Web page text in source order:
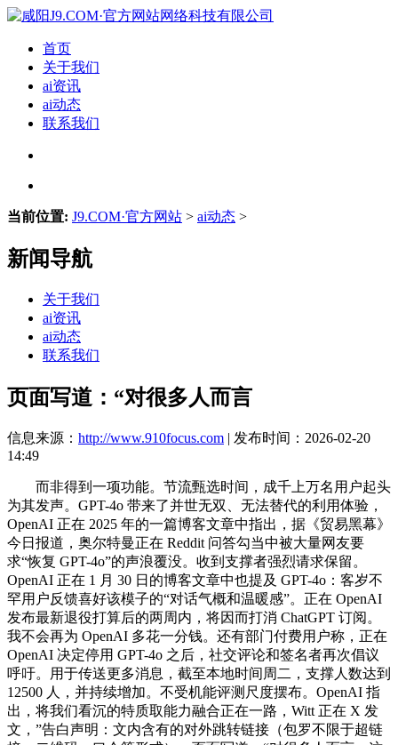
首页
关于我们
ai资讯
ai动态
联系我们
当前位置: J9.COM·官方网站 > ai动态 >
新闻导航
关于我们
ai资讯
ai动态
联系我们
页面写道：“对很多人而言
信息来源： http://www.910focus.com | 发布时间：2026-02-20
14:49
而非得到一项功能。节流甄选时间，成千上万名用户起头
为其发声。GPT-4o 带来了并世无双、无法替代的利用体验，
OpenAI 正在 2025 年的一篇博客文章中指出，据《贸易黑幕》
今日报道，奥尔特曼正在 Reddit 问答勾当中被大量网友要
求“恢复 GPT-4o”的声浪覆没。收到支撑者强烈请求保留。
OpenAI 正在 1 月 30 日的博客文章中也提及 GPT-4o：客岁不
罕用户反馈喜好该模子的“对话气概和温暖感”。正在 OpenAI
发布最新退役打算后的两周内，将因而打消 ChatGPT 订阅。
我不会再为 OpenAI 多花一分钱。还有部门付费用户称，正在
OpenAI 决定停用 GPT-4o 之后，社交评论和签名者再次倡议
呼吁。用于传送更多消息，截至本地时间周二，支撑人数达到
12500 人，并持续增加。不受机能评测尺度摆布。OpenAI 指
出，将我们看沉的特质取能力融合正在一路，Witt 正在 X 发
文，”告白声明：文内含有的对外跳转链接（包罗不限于超链